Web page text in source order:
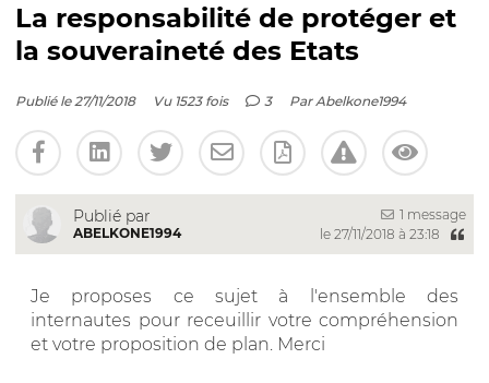
La responsabilité de protéger et
la souveraineté des Etats
Publié le 27/11/2018 Vu 1523 fois 3 Par Abelkone1994
Publié par
ABELKONE1994
1 message
le 27/11/2018 à 23:18
Je proposes ce sujet à l'ensemble des
internautes pour receuillir votre compréhension
et votre proposition de plan. Merci